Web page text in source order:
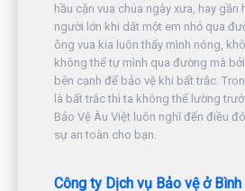
hầu cận vua chúa ngày xưa, hay gần
người lớn khi dắt một em nhỏ qua
ông vua kia luôn thấy mình nóng,
không thể tự mình qua đường mà
bên cạnh để bảo vệ khi bất trắc.
là bất trắc thì ta không thể lường
Bảo Vệ Âu Việt luôn nghĩ đến điều
sự an toàn cho bạn.
Công ty Dịch vụ Bảo vệ ở